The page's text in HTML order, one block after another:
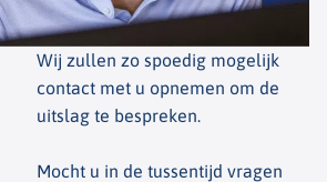
Wij zullen zo spoedig mogelijk
contact met u opnemen om de
uitslag te bespreken.
Mocht u in de tussentijd vragen